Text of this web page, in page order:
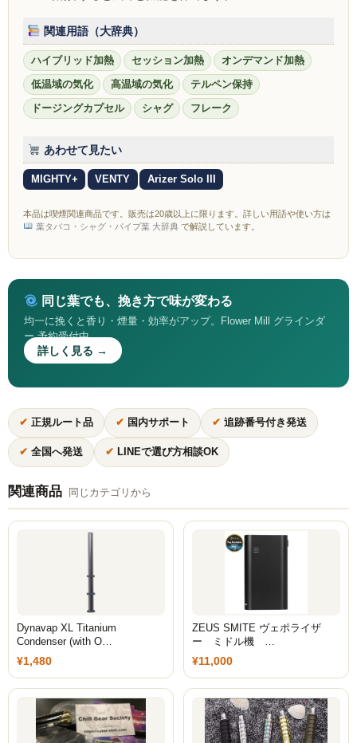
H R
storz-bickel
DOTMOD
Arizer
Tinymight
Dynavap
Dynavapパーツ
IH
グラインダー
HIGHER LEVEL
Futo
MMW
シーシャ初心者向けメディア記事
自宅シーシャ
シーシャフレーバーレビュー
シーシャ屋開業について
関連用語（大辞典）
ハイブリッド加熱 セッション加熱 オンデマンド加熱
低温域の気化 高温域の気化 テルペン保持
ドージングカプセル シャグ フレーク
あわせて見たい
MIGHTY+ VENTY Arizer Solo III
本品は喫煙関連商品です。販売は20歳以上に限ります。詳しい用語や使い方は
葉タバコ・シャグ・パイプ葉 大辞典 で解説しています。
同じ葉でも、挽き方で味が変わる
均一に挽くと香り・煙量・効率がアップ。Flower Mill グラインダ
ー 予約受付中
詳しく見る →
✔ 正規ルート品 ✔ 国内サポート ✔ 追跡番号付き発送
✔ 全国へ発送 ✔ LINEで選び方相談OK
関連商品 同じカテゴリから
Dynavap XL Titanium
Condenser (with O…
¥1,480
ZEUS SMITE ヴェポライザ
ー ミドル機 …
¥11,000